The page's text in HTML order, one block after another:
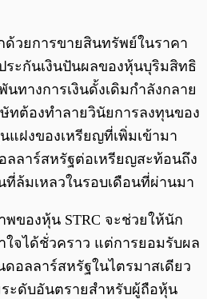
วยการขายสินทรัพย์ในราคา
ระกันเงินปันผลของหุ้นบุริมสิทธิ
ทางการเงินดั้งเดิมกำลังกลาย
ทต้องทำลายวินัยการลงทุนของ
ฝงของเหรียญที่เพิ่มเข้ามา
ลลาร์สหรัฐต่อเหรียญสะท้อนถึง
ที่ล้มเหลวในรอบเดือนที่ผ่านมา
พของหุ้น STRC จะช่วยให้นัก
ใจได้ชั่วคราว แต่การยอมรับผล
อลลาร์สหรัฐในไตรมาสเดียว
ะดับอันตรายสำหรับผู้ถือหุ้น